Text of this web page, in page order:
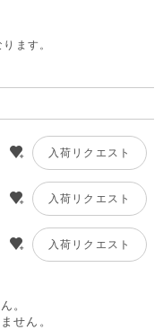
ます。
入荷リクエスト
入荷リクエスト
入荷リクエスト
。
せん。